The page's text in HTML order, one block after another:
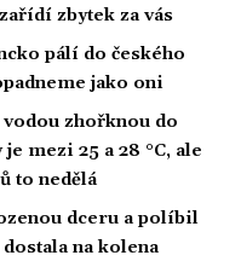
zbytek za vás
pálí do českého
jako oni
zhořknou do
mezi 25 a 28 °C, ale
to nedělá
dceru a políbil
na kolena